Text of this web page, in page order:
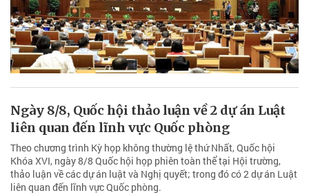
Ngày 8/8, Quốc hội thảo luận về 2 dự án Luật
liên quan đến lĩnh vực Quốc phòng
Theo chương trình Kỳ họp không thường lệ thứ Nhất, Quốc hội
Khóa XVI, ngày 8/8 Quốc hội họp phiên toàn thể tại Hội trường,
thảo luận về các dự án luật và Nghị quyết; trong đó có 2 dự án Luật
liên quan đến lĩnh vực Quốc phòng.